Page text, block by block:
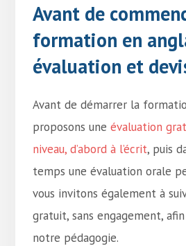
Avant de
formation en
évaluation et
Avant de démarrer la
proposons uneévaluation
niveau, d’abord à l’écrit, puis
temps une évaluation orale
vous invitons également à
gratuit, sans engagement,
notre pédagogie.